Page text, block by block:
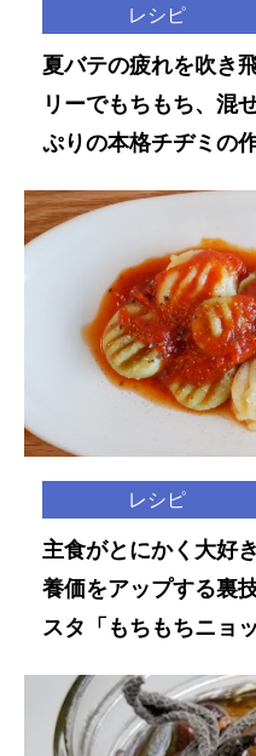
レシピ
夏バテの疲れを吹き
リーでもちもち、混
ぷりの本格チヂミの
レシピ
主食がとにかく大好
養価をアップする裏
スタ「もちもちニョ